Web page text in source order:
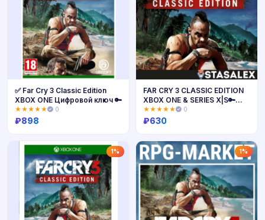
Купить
✅ Far Cry 3 Classic Edition
XBOX ONE Цифровой ключ 🔑
★★★★★ 0
₽898
Купить
FAR CRY 3 CLASSIC EDITION
XBOX ONE & SERIES X|S🔑
КЛЮЧ
★★★★★ 0
₽630
1% 1%